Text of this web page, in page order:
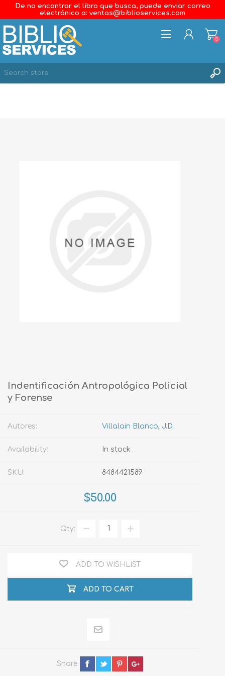
De no encontrar el libro que busca, puede enviar correo
electrónico a: ventas@biblioservices.com
0
Indentificación Antropológica Policial
y Forense
Autores: Villalain Blanco, J.D.
Availability: In stock
SKU: 8484421589
$50.00
Qty:
ADD TO WISHLIST
ADD TO CART
Share